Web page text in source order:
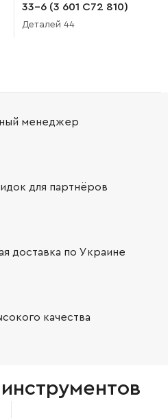
33-6 (3 601 C72 810)
Деталей 44
менеджер
для партнёров
доставка по Украине
качества